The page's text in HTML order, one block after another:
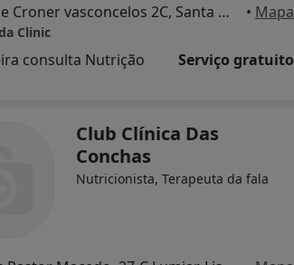
R jorge Croner vasconcelos 2C, Santa Marta do Pinhal, Corroios, Seixal • Mapa
Clinic
consulta Nutrição Serviço gratuito
Club Clínica Das
Conchas
Nutricionista, Terapeuta da fala